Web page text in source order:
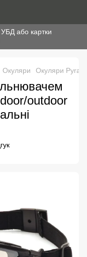
або картки
Окуляри Окуляри
outdoor